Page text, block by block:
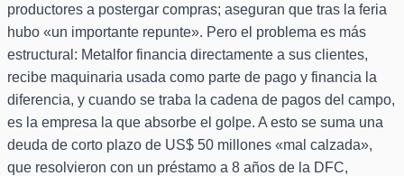
productores a postergar compras; aseguran que tras la feria
hubo «un importante repunte». Pero el problema es más
estructural: Metalfor financia directamente a sus clientes,
recibe maquinaria usada como parte de pago y financia la
diferencia, y cuando se traba la cadena de pagos del campo,
es la empresa la que absorbe el golpe. A esto se suma una
deuda de corto plazo de US$ 50 millones «mal calzada»,
que resolvieron con un préstamo a 8 años de la DFC,